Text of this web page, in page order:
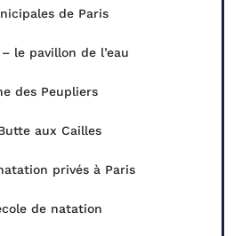
de Paris
le pavillon de l’eau
des Peupliers
aux Cailles
privés à Paris
de natation